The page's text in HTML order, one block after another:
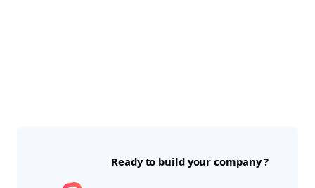
Ready to build your company ?